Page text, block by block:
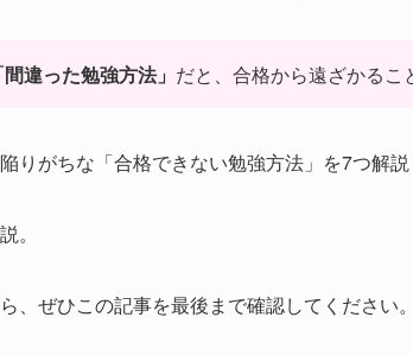
間違った勉強方法」 だと、合格から遠ざかるこ
りがちな「合格できない勉強方法」を7つ解説
。
、ぜひこの記事を最後まで確認してください。